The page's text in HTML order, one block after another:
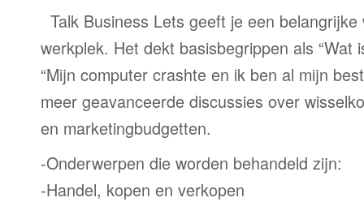
Talk Business Lets geeft je een
werkplek. Het dekt basisbegrippen als “Wat
“Mijn computer crashte en ik ben al mijn
meer geavanceerde discussies over
en marketingbudgetten.
-Onderwerpen die worden behandeld zijn:
-Handel, kopen en verkopen